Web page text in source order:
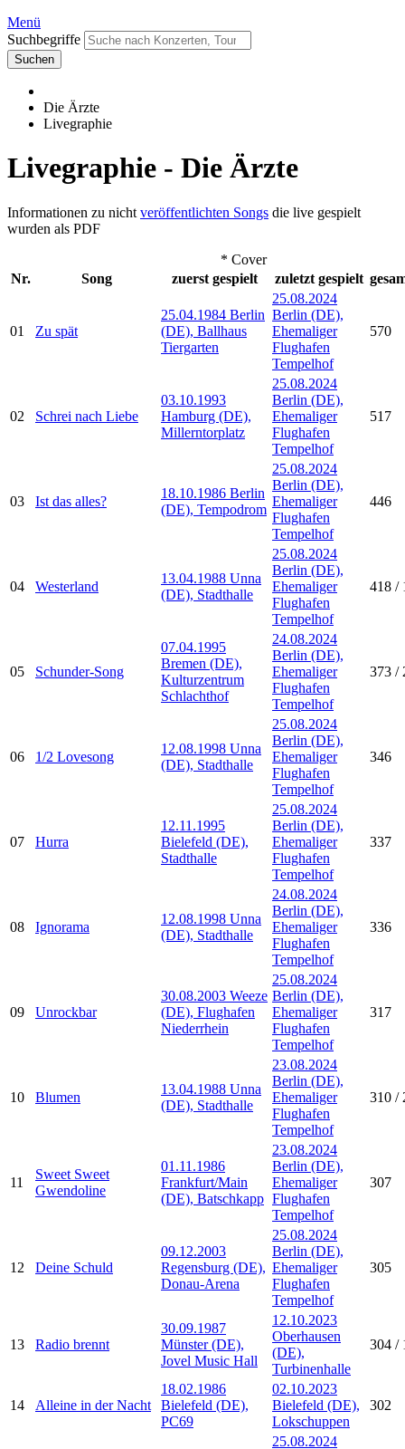
Menü
Suchbegriffe
Suchen
Die Ärzte
Livegraphie
Livegraphie - Die Ärzte
Informationen zu nicht veröffentlichten Songs die live gespielt
wurden als PDF
* Cover
Nr.
Song zuerst gespielt zuletzt gespielt
01 Zu spät
25.04.1984 Berlin
(DE), Ballhaus
Tiergarten
25.08.2024
Berlin (DE),
Ehemaliger
Flughafen
Tempelhof
570
02 Schrei nach Liebe
03.10.1993
Hamburg (DE),
Millerntorplatz
25.08.2024
Berlin (DE),
Ehemaliger
Flughafen
Tempelhof
517
03 Ist das alles?
18.10.1986 Berlin
(DE), Tempodrom
25.08.2024
Berlin (DE),
Ehemaliger
Flughafen
Tempelhof
446
04 Westerland
13.04.1988 Unna
(DE), Stadthalle
25.08.2024
Berlin (DE),
Ehemaliger
Flughafen
Tempelhof
418 /
05 Schunder-Song
07.04.1995
Bremen (DE),
Kulturzentrum
Schlachthof
24.08.2024
Berlin (DE),
Ehemaliger
Flughafen
Tempelhof
373 /
06 1/2 Lovesong
12.08.1998 Unna
(DE), Stadthalle
25.08.2024
Berlin (DE),
Ehemaliger
Flughafen
Tempelhof
346
07 Hurra
12.11.1995
Bielefeld (DE),
Stadthalle
25.08.2024
Berlin (DE),
Ehemaliger
Flughafen
Tempelhof
337
08 Ignorama
12.08.1998 Unna
(DE), Stadthalle
24.08.2024
Berlin (DE),
Ehemaliger
Flughafen
Tempelhof
336
09 Unrockbar
30.08.2003 Weeze
(DE), Flughafen
Niederrhein
25.08.2024
Berlin (DE),
Ehemaliger
Flughafen
Tempelhof
317
10 Blumen
13.04.1988 Unna
(DE), Stadthalle
23.08.2024
Berlin (DE),
Ehemaliger
Flughafen
Tempelhof
310 /
11
Sweet Sweet
Gwendoline
01.11.1986
Frankfurt/Main
(DE), Batschkapp
23.08.2024
Berlin (DE),
Ehemaliger
Flughafen
Tempelhof
307
12 Deine Schuld
09.12.2003
Regensburg (DE),
Donau-Arena
25.08.2024
Berlin (DE),
Ehemaliger
Flughafen
Tempelhof
305
13 Radio brennt
30.09.1987
Münster (DE),
Jovel Music Hall
12.10.2023
Oberhausen
(DE),
Turbinenhalle
304 /
14 Alleine in der Nacht
18.02.1986
Bielefeld (DE),
PC69
02.10.2023
Bielefeld (DE),
Lokschuppen
302
25.08.2024